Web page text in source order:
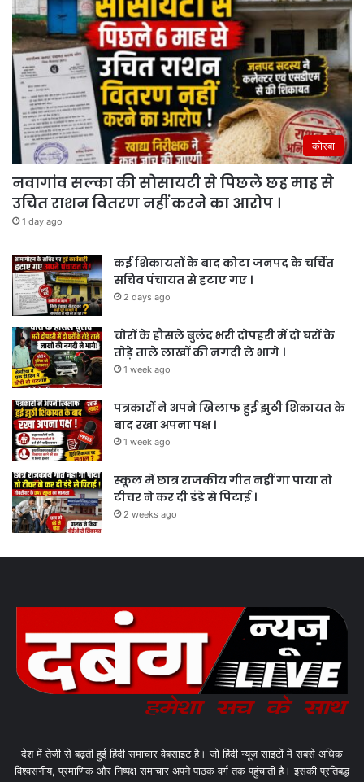
कोरबा
नवागांव सल्का की सोसायटी से पिछले छह माह से
उचित राशन वितरण नहीं करने का आरोप ।
1 day ago
कई शिकायतों के बाद कोटा जनपद के चर्चित
सचिव पंचायत से हटाए गए ।
2 days ago
चोरों के हौसले बुलंद भरी दोपहरी में दो घरों के
तोड़े ताले लाखों की नगदी ले भागे ।
1 week ago
पत्रकारों ने अपने खिलाफ हुई झुठी शिकायत के
बाद रखा अपना पक्ष ।
1 week ago
स्कूल में छात्र राजकीय गीत नहीं गा पाया तो
टीचर ने कर दी डंडे से पिटाई ।
2 weeks ago
देश में तेजी से बढ़ती हुई हिंदी समाचार वेबसाइट है। जो हिंदी न्यूज साइटों में सबसे अधिक
विश्वसनीय, प्रमाणिक और निष्पक्ष समाचार अपने पाठक वर्ग तक पहुंचाती है। इसकी प्रतिबद्ध